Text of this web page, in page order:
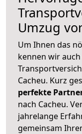
Umzug
Um Ihnen das
kennen wir
Cacheu. Kurz
perfekte
nach Cacheu.
jahrelange
gemeinsam